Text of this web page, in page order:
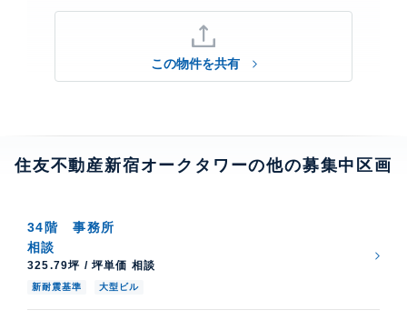
この物件を共有
住友不動産新宿オークタワーの他の募集中区画
34階事務所
相談
325.79坪 / 坪単価 相談
新耐震基準 大型ビル